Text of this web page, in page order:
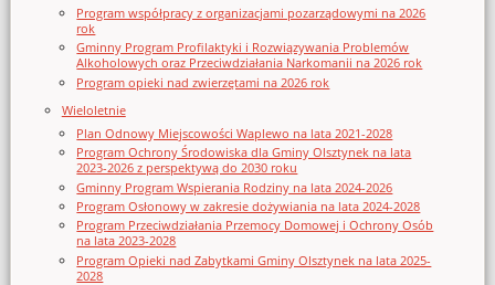
Program współpracy z organizacjami pozarządowymi na 2026
rok
Gminny Program Profilaktyki i Rozwiązywania Problemów
Alkoholowych oraz Przeciwdziałania Narkomanii na 2026 rok
Program opieki nad zwierzętami na 2026 rok
Wieloletnie
Plan Odnowy Miejscowości Waplewo na lata 2021-2028
Program Ochrony Środowiska dla Gminy Olsztynek na lata
2023-2026 z perspektywą do 2030 roku
Gminny Program Wspierania Rodziny na lata 2024-2026
Program Osłonowy w zakresie dożywiania na lata 2024-2028
Program Przeciwdziałania Przemocy Domowej i Ochrony Osób
na lata 2023-2028
Program Opieki nad Zabytkami Gminy Olsztynek na lata 2025-
2028